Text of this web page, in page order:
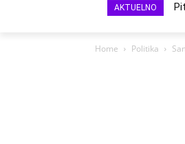
AKTUELNO
Home Politika